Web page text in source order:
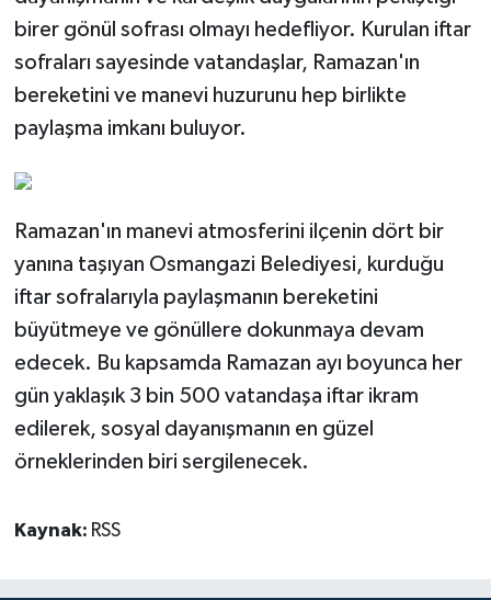
birer gönül sofrası olmayı hedefliyor. Kurulan iftar
sofraları sayesinde vatandaşlar, Ramazan'ın
bereketini ve manevi huzurunu hep birlikte
paylaşma imkanı buluyor.
Ramazan'ın manevi atmosferini ilçenin dört bir
yanına taşıyan Osmangazi Belediyesi, kurduğu
iftar sofralarıyla paylaşmanın bereketini
büyütmeye ve gönüllere dokunmaya devam
edecek. Bu kapsamda Ramazan ayı boyunca her
gün yaklaşık 3 bin 500 vatandaşa iftar ikram
edilerek, sosyal dayanışmanın en güzel
örneklerinden biri sergilenecek.
Kaynak: RSS